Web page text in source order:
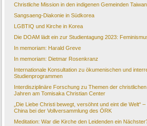
Christliche Mission in den indigenen Gemeinden
Sangsaeng-Diakonie in Südkorea
LGBTIQ und Kirche in Korea
Die DOAM lädt ein zur Studientagung 2023:
In memoriam: Harald Greve
In memoriam: Dietmar Rosenkranz
Internationale Konsultation zu ökumenischen und
Studienprogrammen
Interdisziplinäre Forschung zu Themen der
Jahren am Tomisaka Christian Center
„Die Liebe Christi bewegt, versöhnt und eint die Welt“
China bei der Vollversammlung des ÖRK
Meditation: War die Kirche den Leidenden ein